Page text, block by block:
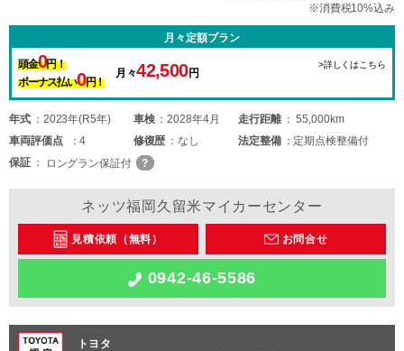
※消費税10%込み
月々定額プラン
頭金0円！
ボーナス払い0円！
月々42,500円
>詳しくはこちら
年式 2023年(R5年) 車検 2028年4月 走行距離
55,000km
車両評価点 4 修復歴 なし 法定整備
定期点検整備付
保証
ロングラン保証付
ネッツ福岡久留米マイカーセンター
見積依頼（無料） お問合せ
0942-46-5586
トヨタ